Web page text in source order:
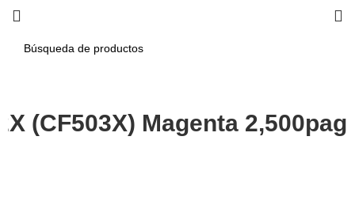
(CF503X) Magenta 2,500pag